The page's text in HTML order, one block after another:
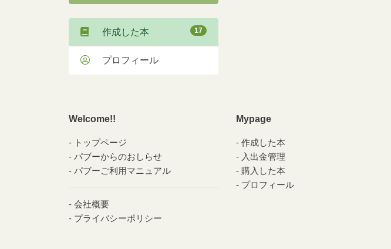
作成した本 17
プロフィール
Welcome!!
トップページ
パブーからのおしらせ
パブーご利用マニュアル
会社概要
プライバシーポリシー
Mypage
作成した本
入出金管理
購入した本
プロフィール